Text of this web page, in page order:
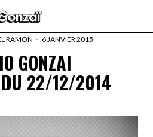
RAMON 6 JANVIER 2015
GONZAI
DU 22/12/2014